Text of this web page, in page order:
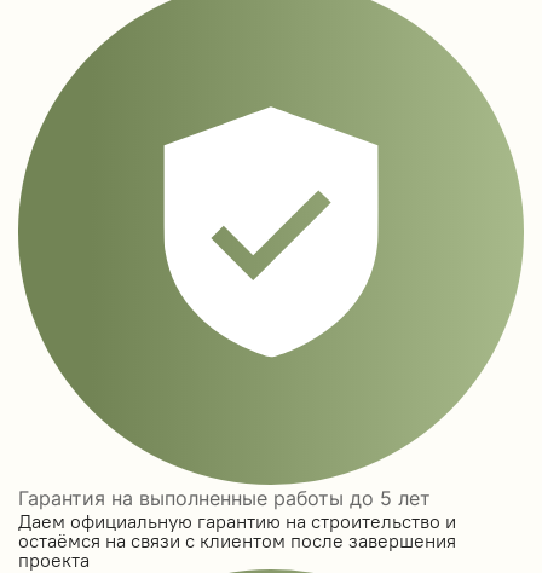
Гарантия на выполненные работы до 5 лет
Даем официальную гарантию на строительство и
остаёмся на связи с клиентом после завершения
проекта